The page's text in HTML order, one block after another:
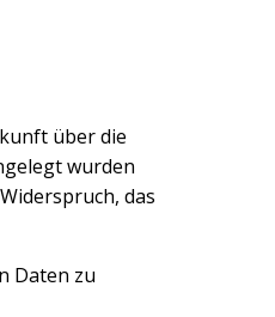
über die
wurden
das
Daten zu